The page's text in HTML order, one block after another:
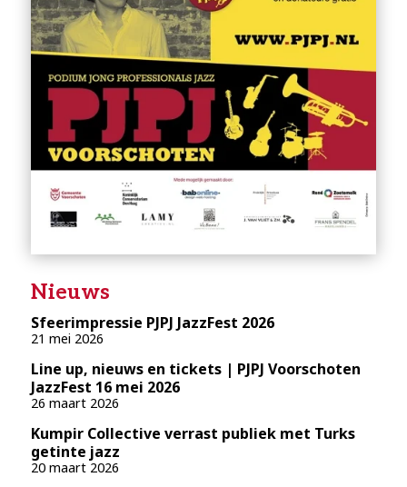
Nieuws
Sfeerimpressie PJPJ JazzFest 2026
21 mei 2026
Line up, nieuws en tickets | PJPJ Voorschoten
JazzFest 16 mei 2026
26 maart 2026
Kumpir Collective verrast publiek met Turks
getinte jazz
20 maart 2026